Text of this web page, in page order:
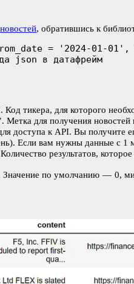
, обратившись к
= '2024-01-
json в датафрейм
Код тикера, для которого
Метка для получения
доступа к API. Вы получите
Если вам нужны данные с 1
результатов,
по умолчанию — 0,